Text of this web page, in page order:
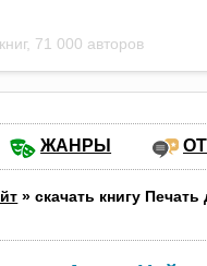
71 000 авторов
ЖАНРЫ
»скачать книгу